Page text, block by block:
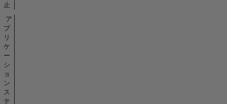
止
ア
プ
リ
ケ
ー
シ
ョ
ン
ス
テ